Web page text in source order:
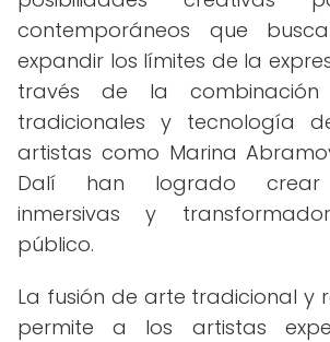
contemporáneos que
expandir los límites de la
través de la
tradicionales y tecnología
artistas como Marina
Dalí han logrado crear
inmersivas y
público.
La fusión de arte tradicional y
permite a los artistas